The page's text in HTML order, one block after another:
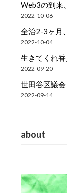
Web3の到来
2022-10-06
全治2-3ヶ月
2022-10-04
生きてくれ
2022-09-20
世田谷区議
2022-09-14
about